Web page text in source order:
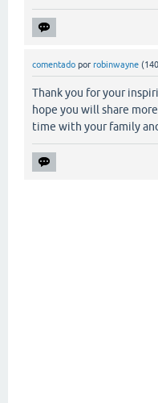
comentado por robinwayne (140
Thank you for your
hope you will share
time with your family